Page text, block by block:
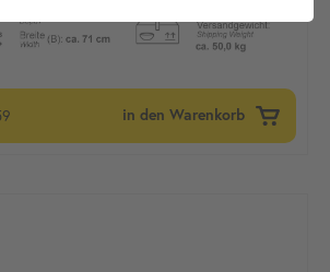
in den Warenkorb